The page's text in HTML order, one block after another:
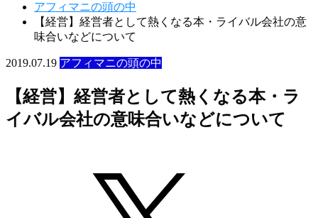
アフィマニの頭の中
【経営】経営者として熱くなる本・ライバル会社の意
味合いなどについて
2019.07.19 アフィマニの頭の中
【経営】経営者として熱くなる本・ラ
イバル会社の意味合いなどについて